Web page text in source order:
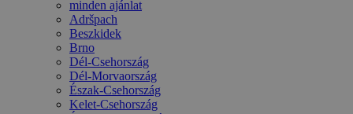
minden ajánlat
Adršpach
Beszkidek
Brno
Dél-Csehország
Dél-Morvaország
Észak-Csehország
Kelet-Csehország